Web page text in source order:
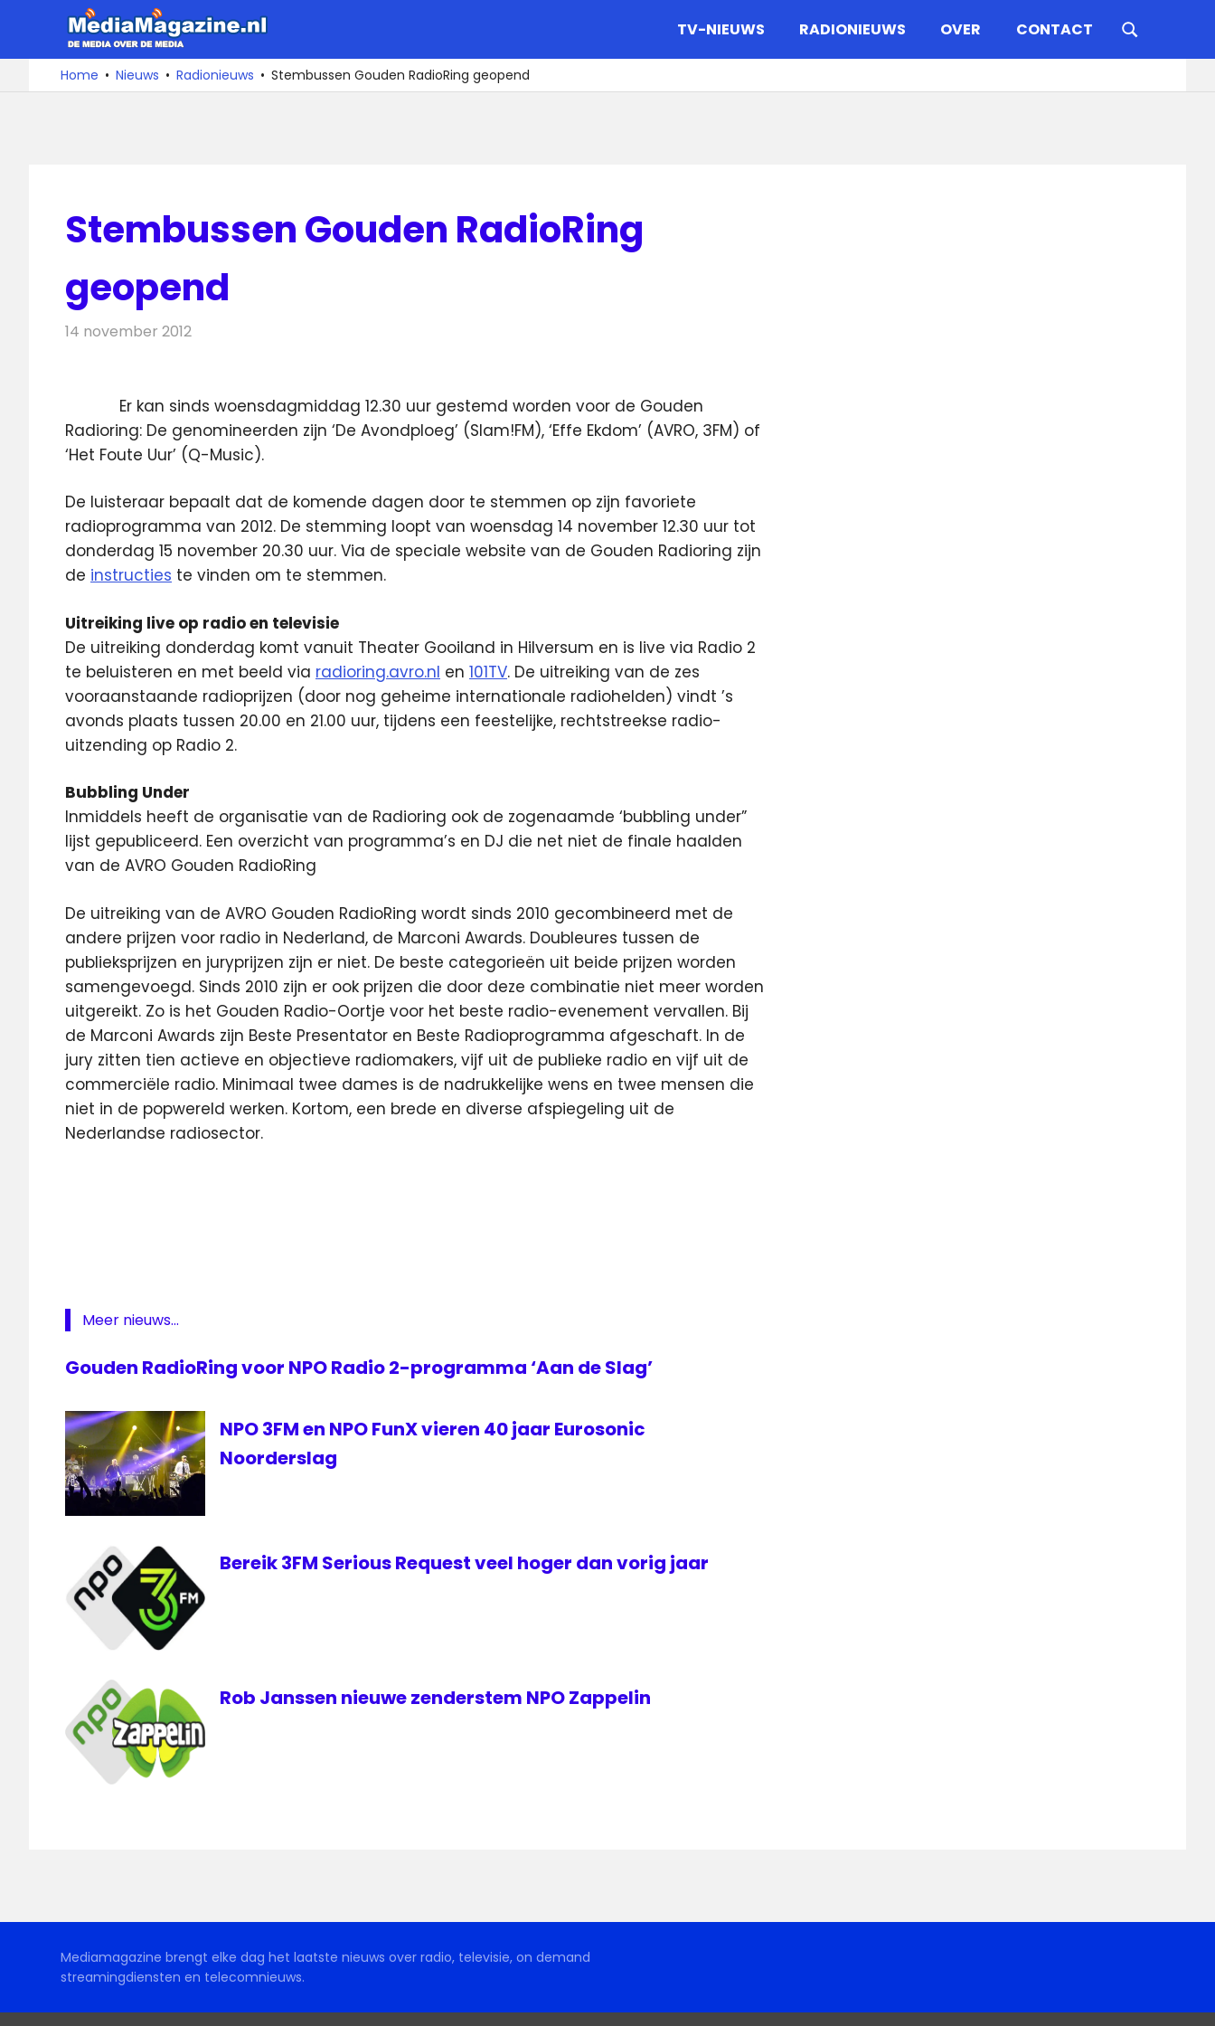
de
De
media
over
TV-NIEUWS RADIONIEUWS OVER CONTACT
Home Nieuws Radionieuws Stembussen Gouden RadioRing geopend
Stembussen Gouden RadioRing
geopend
14 november 2012
Er kan sinds woensdagmiddag 12.30 uur gestemd worden voor de Gouden
Radioring: De genomineerden zijn ‘De Avondploeg’ (Slam!FM), ‘Effe Ekdom’ (AVRO, 3FM) of
‘Het Foute Uur’ (Q-Music).
De luisteraar bepaalt dat de komende dagen door te stemmen op zijn favoriete
radioprogramma van 2012. De stemming loopt van woensdag 14 november 12.30 uur tot
donderdag 15 november 20.30 uur. Via de speciale website van de Gouden Radioring zijn
de instructies te vinden om te stemmen.
Uitreiking live op radio en televisie
De uitreiking donderdag komt vanuit Theater Gooiland in Hilversum en is live via Radio 2
te beluisteren en met beeld via radioring.avro.nl en 101TV. De uitreiking van de zes
vooraanstaande radioprijzen (door nog geheime internationale radiohelden) vindt ’s
avonds plaats tussen 20.00 en 21.00 uur, tijdens een feestelijke, rechtstreekse radio-
uitzending op Radio 2.
Bubbling Under
Inmiddels heeft de organisatie van de Radioring ook de zogenaamde ‘bubbling under”
lijst gepubliceerd. Een overzicht van programma’s en DJ die net niet de finale haalden
van de AVRO Gouden RadioRing
De uitreiking van de AVRO Gouden RadioRing wordt sinds 2010 gecombineerd met de
andere prijzen voor radio in Nederland, de Marconi Awards. Doubleures tussen de
publieksprijzen en juryprijzen zijn er niet. De beste categorieën uit beide prijzen worden
samengevoegd. Sinds 2010 zijn er ook prijzen die door deze combinatie niet meer worden
uitgereikt. Zo is het Gouden Radio-Oortje voor het beste radio-evenement vervallen. Bij
de Marconi Awards zijn Beste Presentator en Beste Radioprogramma afgeschaft. In de
jury zitten tien actieve en objectieve radiomakers, vijf uit de publieke radio en vijf uit de
commerciële radio. Minimaal twee dames is de nadrukkelijke wens en twee mensen die
niet in de popwereld werken. Kortom, een brede en diverse afspiegeling uit de
Nederlandse radiosector.
Radioring
radioring
live
Meer nieuws...
Gouden RadioRing voor NPO Radio 2-programma ‘Aan de Slag’
NPO 3FM en NPO FunX vieren 40 jaar Eurosonic
Noorderslag
Bereik 3FM Serious Request veel hoger dan vorig jaar
Rob Janssen nieuwe zenderstem NPO Zappelin
Mediamagazine brengt elke dag het laatste nieuws over radio, televisie, on demand
streamingdiensten en telecomnieuws.